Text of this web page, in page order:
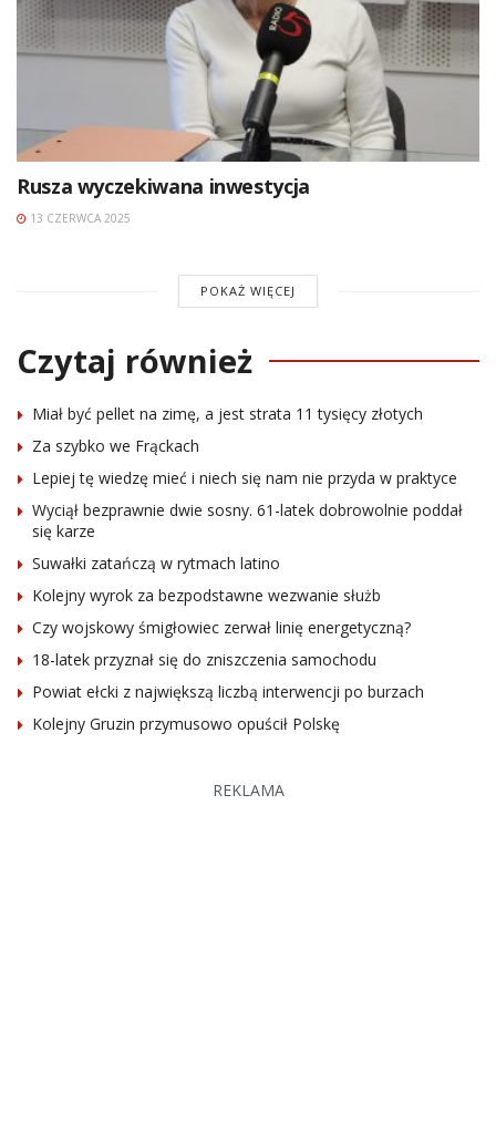
Rusza wyczekiwana inwestycja
13 CZERWCA 2025
POKAŻ WIĘCEJ
Czytaj również
Miał być pellet na zimę, a jest strata 11 tysięcy złotych
Za szybko we Frąckach
Lepiej tę wiedzę mieć i niech się nam nie przyda w praktyce
Wyciął bezprawnie dwie sosny. 61-latek dobrowolnie poddał
się karze
Suwałki zatańczą w rytmach latino
Kolejny wyrok za bezpodstawne wezwanie służb
Czy wojskowy śmigłowiec zerwał linię energetyczną?
18-latek przyznał się do zniszczenia samochodu
Powiat ełcki z największą liczbą interwencji po burzach
Kolejny Gruzin przymusowo opuścił Polskę
REKLAMA